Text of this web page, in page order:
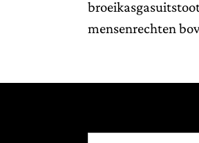
mensenrechten